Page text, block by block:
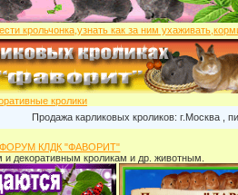
кролики
Продажа карликовых кроликов: г.Москва ,
КЛДК "ФАВОРИТ"
декоративным кроликам и др. животным.